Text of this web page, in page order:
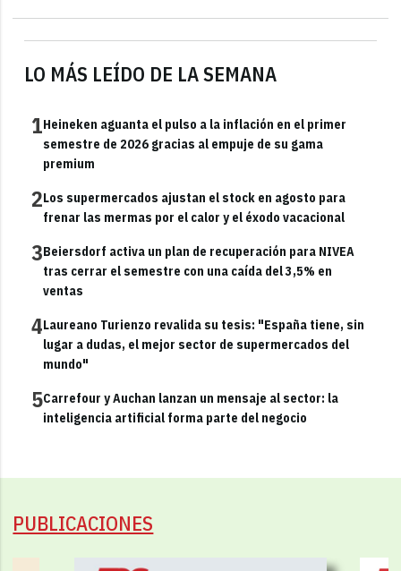
LO MÁS LEÍDO DE LA SEMANA
1Heineken aguanta el pulso a la inflación en el primer
semestre de 2026 gracias al empuje de su gama
premium
2Los supermercados ajustan el stock en agosto para
frenar las mermas por el calor y el éxodo vacacional
3Beiersdorf activa un plan de recuperación para NIVEA
tras cerrar el semestre con una caída del 3,5% en
ventas
4Laureano Turienzo revalida su tesis: "España tiene, sin
lugar a dudas, el mejor sector de supermercados del
mundo"
5Carrefour y Auchan lanzan un mensaje al sector: la
inteligencia artificial forma parte del negocio
PUBLICACIONES